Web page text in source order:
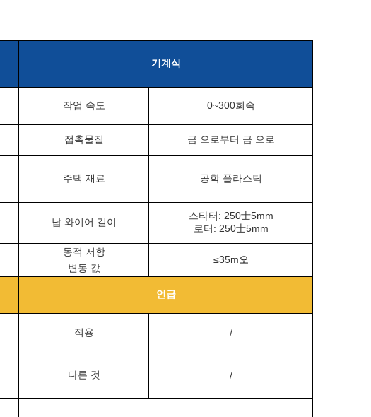
기계식
작업 속도 0~300회속
접촉물질 금 으로부터 금 으로
주택 재료 공학 플라스틱
납 와이어 길이
스타터: 250士5mm
로터: 250士5mm
동적 저항
변동 값
≤35m오
언급
적용 /
다른 것 /